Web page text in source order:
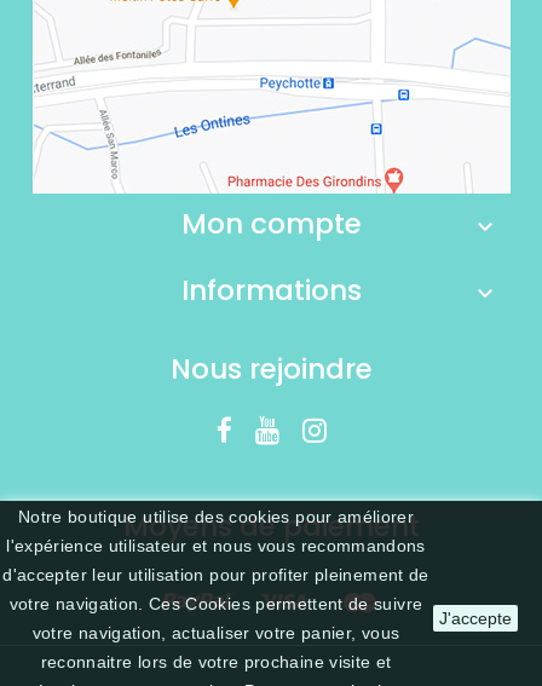
Notre boutique utilise des cookies pour améliorer
l'expérience utilisateur et nous vous recommandons
d'accepter leur utilisation pour profiter pleinement de
votre navigation. Ces Cookies permettent de suivre
votre navigation, actualiser votre panier, vous
reconnaitre lors de votre prochaine visite et
J'accepte
Mon compte
Informations
Nous rejoindre
Moyens de paiement